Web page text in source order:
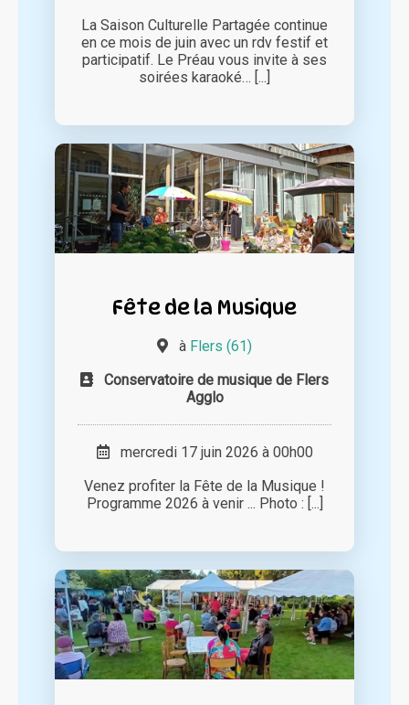
La Saison Culturelle Partagée continue
en ce mois de juin avec un rdv festif et
participatif. Le Préau vous invite à ses
soirées karaoké… [...]
Fête de la Musique
à Flers (61)
Conservatoire de musique de Flers
Agglo
mercredi 17 juin 2026 à 00h00
Venez profiter la Fête de la Musique !
Programme 2026 à venir ... Photo : [...]